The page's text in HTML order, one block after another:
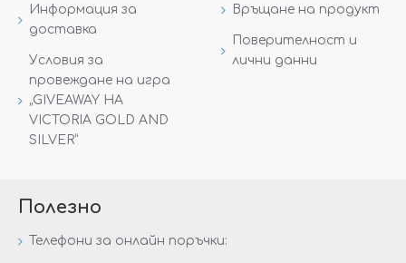
Информация за
доставка
Условия за
провеждане на игра
„GIVEAWAY НА
VICTORIA GOLD AND
SILVER“
Връщане на продукт
Поверителност и
лични данни
Полезно
Телефони за онлайн поръчки: